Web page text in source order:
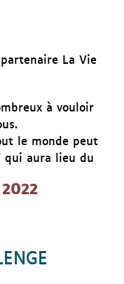
La Vie
à vouloir
le monde peut
qui aura lieu du